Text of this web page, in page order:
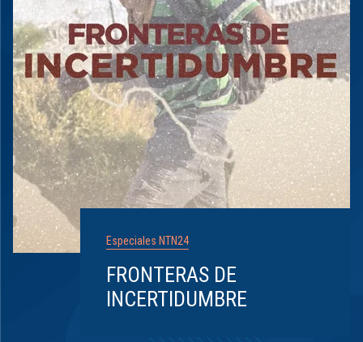
Especiales NTN24
FRONTERAS DE
INCERTIDUMBRE